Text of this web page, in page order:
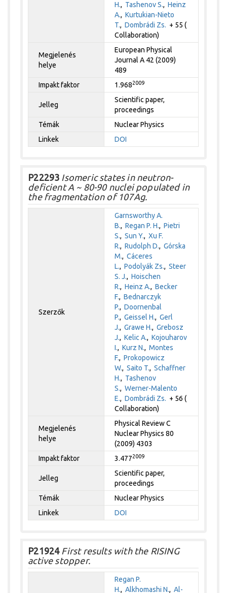
H., Tashenov S.,Heinz
A.,Kurtukian-Nieto
T.,Dombrádi Zs. + 55 (
Collaboration)
Megjelenés
helye
European Physical
Journal A 42 (2009)
489
Impakt faktor
1.9682009
Jelleg
Scientific paper,
proceedings
Témák
Nuclear Physics
Linkek
DOI
P22293 Isomeric states in neutron-
deficient A ~ 80-90 nuclei populated in
the fragmentation of 107Ag.
Szerzők
Garnsworthy A.
B.,Regan P. H.,Pietri
S.,Sun Y.,Xu F.
R.,Rudolph D.,Górska
M.,Cáceres
L.,Podolyák Zs.,Steer
S. J.,Hoischen
R.,Heinz A.,Becker
F.,Bednarczyk
P.,Doornenbal
P.,Geissel H.,Gerl
J.,Grawe H.,Grebosz
J.,Kelic A.,Kojouharov
I.,Kurz N.,Montes
F.,Prokopowicz
W.,Saito T.,Schaffner
H., Tashenov
S.,Werner-Malento
E.,Dombrádi Zs. + 56 (
Collaboration)
Megjelenés
helye
Physical Review C
Nuclear Physics 80
(2009) 4303
Impakt faktor
3.4772009
Jelleg
Scientific paper,
proceedings
Témák
Nuclear Physics
Linkek
DOI
P21924First results with the RISING
active stopper.
Regan P.
H.,Alkhomashi N.,Al-